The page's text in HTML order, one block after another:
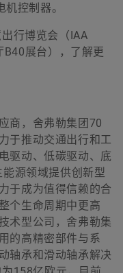
控制器。
行博览会（IAA
展台），了解更
商，舍弗勒集团70
于推动交通出行和工
驱动、低碳驱动、底
源领域提供创新型
于成为值得信赖的合
个生命周期中更高
术型公司，舍弗勒集
的高精密部件与系
轴承和滑动轴承解决